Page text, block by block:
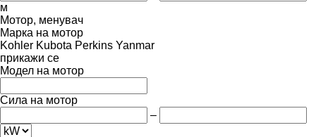
м
Мотор, менувач
Марка на мотор
Kohler Kubota Perkins Yanmar
прикажи се
Модел на мотор
Сила на мотор
–